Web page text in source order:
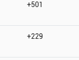
+501
+229